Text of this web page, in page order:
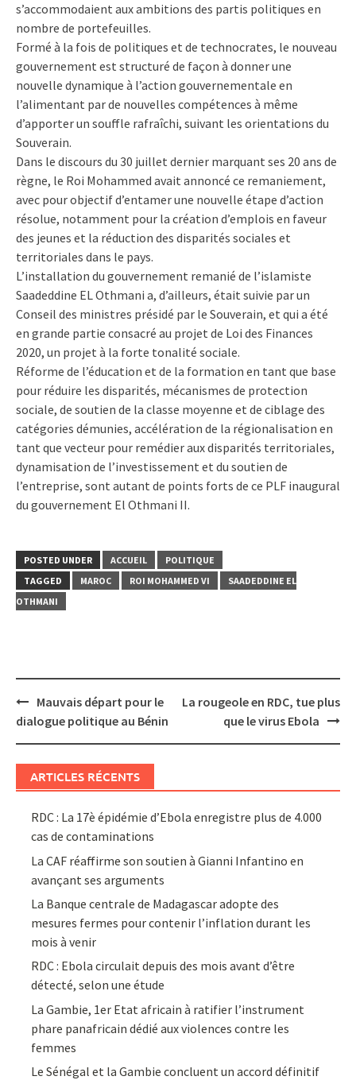
s’accommodaient aux ambitions des partis politiques en
nombre de portefeuilles.
Formé à la fois de politiques et de technocrates, le nouveau
gouvernement est structuré de façon à donner une
nouvelle dynamique à l’action gouvernementale en
l’alimentant par de nouvelles compétences à même
d’apporter un souffle rafraîchi, suivant les orientations du
Souverain.
Dans le discours du 30 juillet dernier marquant ses 20 ans de
règne, le Roi Mohammed avait annoncé ce remaniement,
avec pour objectif d’entamer une nouvelle étape d’action
résolue, notamment pour la création d’emplois en faveur
des jeunes et la réduction des disparités sociales et
territoriales dans le pays.
L’installation du gouvernement remanié de l’islamiste
Saadeddine EL Othmani a, d’ailleurs, était suivie par un
Conseil des ministres présidé par le Souverain, et qui a été
en grande partie consacré au projet de Loi des Finances
2020, un projet à la forte tonalité sociale.
Réforme de l’éducation et de la formation en tant que base
pour réduire les disparités, mécanismes de protection
sociale, de soutien de la classe moyenne et de ciblage des
catégories démunies, accélération de la régionalisation en
tant que vecteur pour remédier aux disparités territoriales,
dynamisation de l’investissement et du soutien de
l’entreprise, sont autant de points forts de ce PLF inaugural
du gouvernement El Othmani II.
POSTED UNDER ACCUEIL
POLITIQUE
TAGGED
MAROC ROI MOHAMMED VI
SAADEDDINE EL
OTHMANI
Post
navigation
Mauvais départ pour le
dialogue politique au Bénin
La rougeole en RDC, tue plus
que le virus Ebola
ARTICLES RÉCENTS
RDC : La 17è épidémie d’Ebola enregistre plus de 4.000
cas de contaminations
La CAF réaffirme son soutien à Gianni Infantino en
avançant ses arguments
La Banque centrale de Madagascar adopte des
mesures fermes pour contenir l’inflation durant les
mois à venir
RDC : Ebola circulait depuis des mois avant d’être
détecté, selon une étude
La Gambie, 1er Etat africain à ratifier l’instrument
phare panafricain dédié aux violences contre les
femmes
Le Sénégal et la Gambie concluent un accord définitif